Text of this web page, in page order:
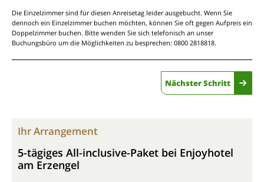
Die Einzelzimmer sind für diesen Anreisetag leider ausgebucht. Wenn Sie
dennoch ein Einzelzimmer buchen möchten, können Sie oft gegen Aufpreis ein
Doppelzimmer buchen. Bitte wenden Sie sich telefonisch an unser
Buchungsbüro um die Möglichkeiten zu besprechen: 0800 2818818.
Nächster Schritt
Ihr Arrangement
5-tägiges All-inclusive-Paket bei Enjoyhotel
am Erzengel